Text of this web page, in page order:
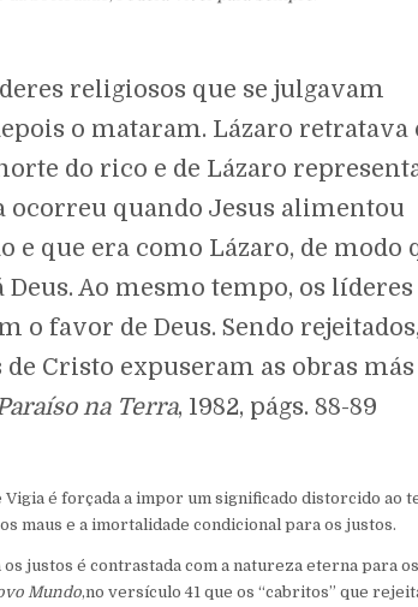
religiosos que se julgavam
o mataram. Lázaro retratava
do rico e de Lázaro
ocorreu quando Jesus alimentou
que era como Lázaro, de modo
Ao mesmo tempo, os líderes
o favor de Deus. Sendo rejeitados,
Cristo expuseram as obras más
na Terra, 1982, págs. 88-89
é forçada a impor um significado distorcido ao
maus e a imortalidade condicional para os justos.
justos é contrastada com a natureza eterna para os
Mundo,no versículo 41 que os “cabritos” que